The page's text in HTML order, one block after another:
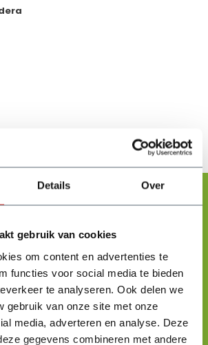
Details Over
gebruik van cookies
om content en advertenties te
functies voor social media te bieden
te analyseren. Ook delen we
gebruik van onze site met onze
media, adverteren en analyse. Deze
gegevens combineren met andere
helpt je graag
zoeken!
en ik help je jouw product uit te zoeken
je moet weten.